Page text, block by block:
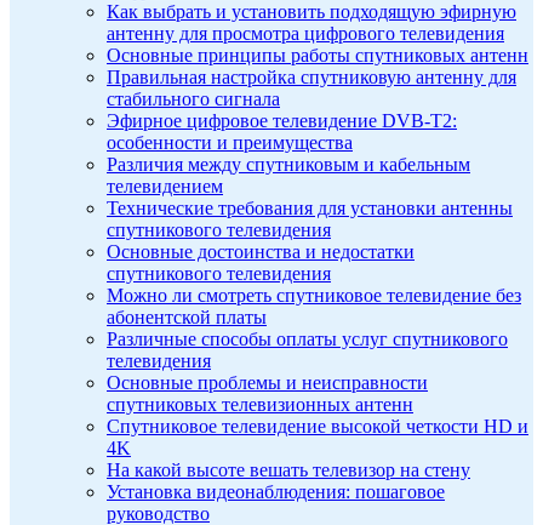
Как выбрать и установить подходящую эфирную
антенну для просмотра цифрового телевидения
Основные принципы работы спутниковых антенн
Правильная настройка спутниковую антенну для
стабильного сигнала
Эфирное цифровое телевидение DVB-T2:
особенности и преимущества
Различия между спутниковым и кабельным
телевидением
Технические требования для установки антенны
спутникового телевидения
Основные достоинства и недостатки
спутникового телевидения
Можно ли смотреть спутниковое телевидение без
абонентской платы
Различные способы оплаты услуг спутникового
телевидения
Основные проблемы и неисправности
спутниковых телевизионных антенн
Спутниковое телевидение высокой четкости HD и
4K
На какой высоте вешать телевизор на стену
Установка видеонаблюдения: пошаговое
руководство